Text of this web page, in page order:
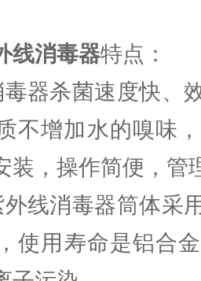
线消毒器特
器杀菌速度快、
不增加水的嗅味
安装，操作简便
线消毒器筒体采
使用寿命是铝合